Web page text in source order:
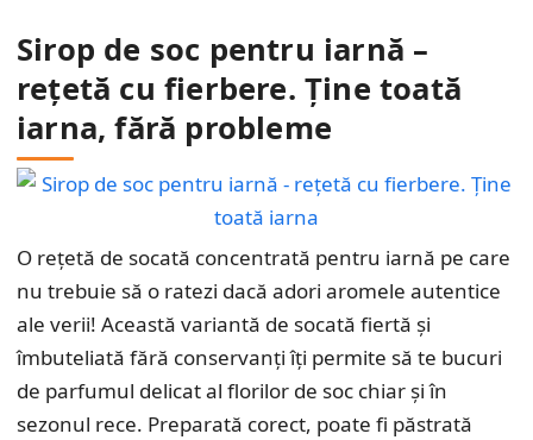
Sirop de soc pentru iarnă –
rețetă cu fierbere. Ține toată
iarna, fără probleme
O rețetă de socată concentrată pentru iarnă pe care
nu trebuie să o ratezi dacă adori aromele autentice
ale verii! Această variantă de socată fiertă și
îmbuteliată fără conservanți îți permite să te bucuri
de parfumul delicat al florilor de soc chiar și în
sezonul rece. Preparată corect, poate fi păstrată